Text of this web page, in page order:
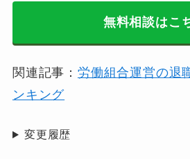
無料相談はこ
関連記事： 労働組合運営の退
ンキング
変更履歴